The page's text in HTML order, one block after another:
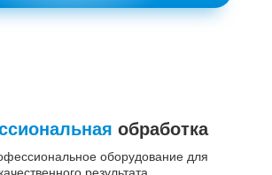
обработка
оборудование для
качественного результата